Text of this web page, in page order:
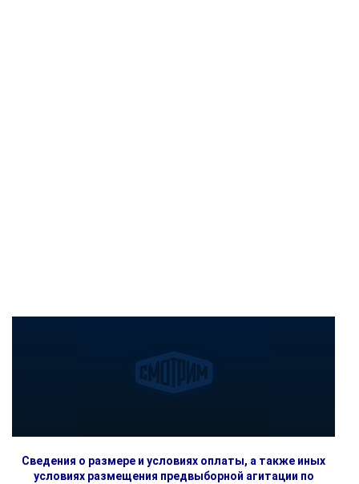
Сведения о размере и условиях оплаты, а также иных
условиях размещения предвыборной агитации по